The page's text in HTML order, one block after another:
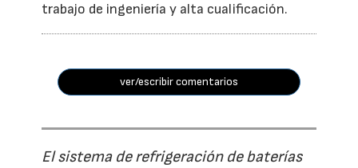
trabajo de ingeniería y alta cualificación.
ver/escribir comentarios
El sistema de refrigeración de baterías